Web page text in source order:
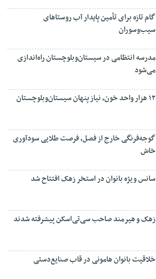
گام تازه برای تأمین پایدار آب روستاهای
سیب‌وسوران
مدرسه انتظامی در سیستان‌وبلوچستان راه‌اندازی
می‌شود
۱۲ هزار واحد خون، نیاز پنهان سیستان‌وبلوچستان
گوجه‌فرنگی خارج از فصل، فرصت طلایی سودآوری
خاش
سانس ویژه بانوان در استخر زهک افتتاح شد
زهک و هیرمند صاحب سی‌تی‌اسکن پیشرفته شدند
خلاقیت بانوان هامونی در قاب صنایع‌دستی